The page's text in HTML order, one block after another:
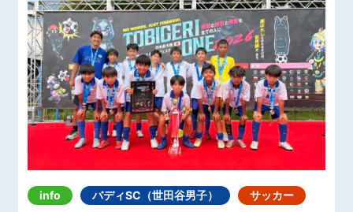
info バディSC（世田谷男子） サッカー